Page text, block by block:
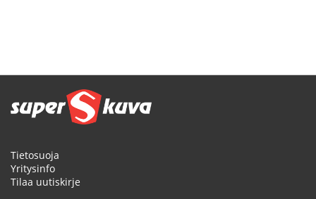
Tietosuoja
Yritysinfo
Tilaa uutiskirje